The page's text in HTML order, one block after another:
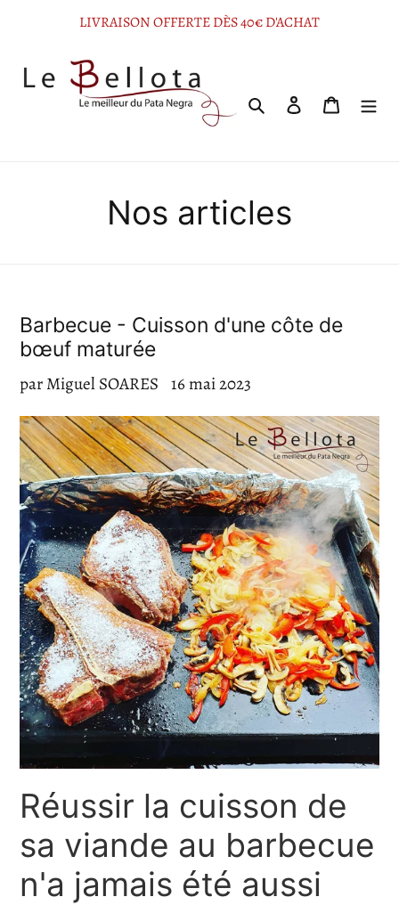
contenu
LIVRAISON OFFERTE DÈS 40€ D'ACHAT
RechercherSe connecter
Panier
Nos articles
Barbecue - Cuisson d'une côte de
bœuf maturée
par Miguel SOARES 16 mai 2023
Réussir la cuisson de
sa viande au barbecue
n'a jamais été aussi